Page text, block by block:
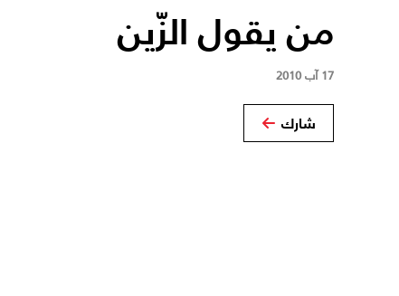
من يقول الزّين
17 آب 2010
شارك